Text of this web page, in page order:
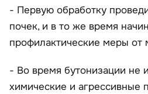
- Первую обработку
почек, и в то же время
профилактические меры от
- Во время бутонизации не
химические и агрессивные